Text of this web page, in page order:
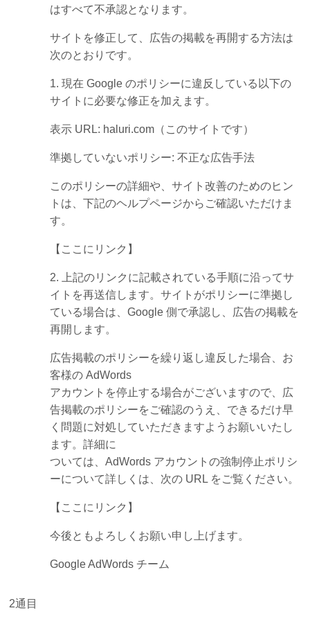
はすべて不承認となります。
サイトを修正して、広告の掲載を再開する方法は
次のとおりです。
1. 現在 Google のポリシーに違反している以下の
サイトに必要な修正を加えます。
表示 URL: haluri.com（このサイトです）
準拠していないポリシー: 不正な広告手法
このポリシーの詳細や、サイト改善のためのヒン
トは、下記のヘルプページからご確認いただけま
す。
【ここにリンク】
2. 上記のリンクに記載されている手順に沿ってサ
イトを再送信します。サイトがポリシーに準拠し
ている場合は、Google 側で承認し、広告の掲載を
再開します。
広告掲載のポリシーを繰り返し違反した場合、お
客様の AdWords
アカウントを停止する場合がございますので、広
告掲載のポリシーをご確認のうえ、できるだけ早
く問題に対処していただきますようお願いいたし
ます。詳細に
ついては、AdWords アカウントの強制停止ポリシ
ーについて詳しくは、次の URL をご覧ください。
【ここにリンク】
今後ともよろしくお願い申し上げます。
Google AdWords チーム
2通目